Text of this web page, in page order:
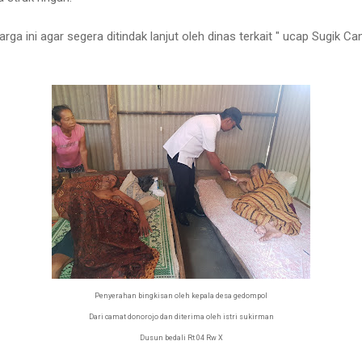
ini agar segera ditindak lanjut oleh dinas terkait " ucap Sugik
Penyerahan bingkisan oleh kepala desa gedompol
Dari camat donorojo dan diterima oleh istri sukirman
Dusun bedali Rt 04 Rw X